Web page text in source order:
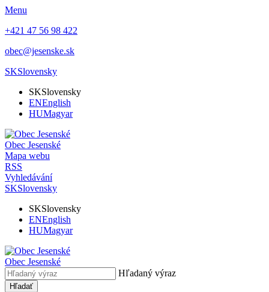
Menu
+421 47 56 98 422
obec@jesenske.sk
SKSlovensky
SKSlovensky
ENEnglish
HUMagyar
Obec Jesenské
Mapa webu
RSS
Vyhledávání
SKSlovensky
SKSlovensky
ENEnglish
HUMagyar
Obec Jesenské
Hľadaný výraz
Hľadať